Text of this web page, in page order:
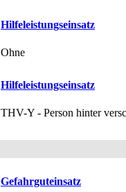
Hilfeleistungseinsatz
Ohne
Hilfeleistungseinsatz
THV-Y - Person hinter
Gefahrguteinsatz